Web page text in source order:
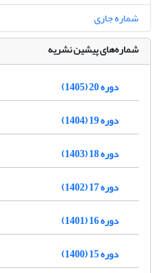
شماره جاری
شماره‌های پیشین نشریه
دوره 20 (1405)
دوره 19 (1404)
دوره 18 (1403)
دوره 17 (1402)
دوره 16 (1401)
دوره 15 (1400)